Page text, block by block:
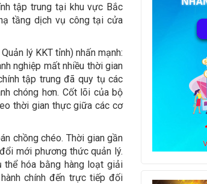
tập trung tại khu vực Bắc
tầng dịch vụ công tại cửa
lý KKT tỉnh) nhấn mạnh:
nghiệp mất nhiều thời gian
tập trung đã quy tụ các
chóng hơn. Cốt lõi của bộ
thời gian thực giữa các cơ
chồng chéo. Thời gian gần
mới phương thức quản lý.
hóa bằng hàng loạt giải
chính đến trực tiếp đối